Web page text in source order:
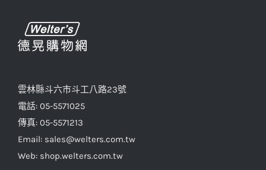
雲林縣斗六市斗工八路23號
電話: 05-5571025
傳真: 05-5571213
Email: sales@welters.com.tw
Web: shop.welters.com.tw